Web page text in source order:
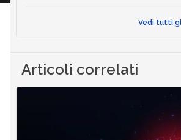
Vedi tutti
Articoli correlati